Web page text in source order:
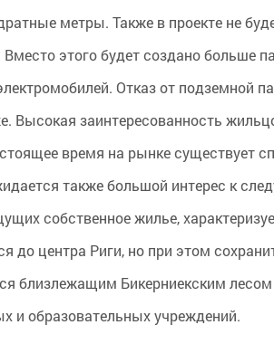
метры. Также в проекте не
этого будет создано больше
Отказ от подземной
Высокая заинтересованность
время на рынке существует
также большой интерес к
собственное жилье,
до центра Риги, но при этом
близлежащим Бикерниекским
и образовательных учреждений.